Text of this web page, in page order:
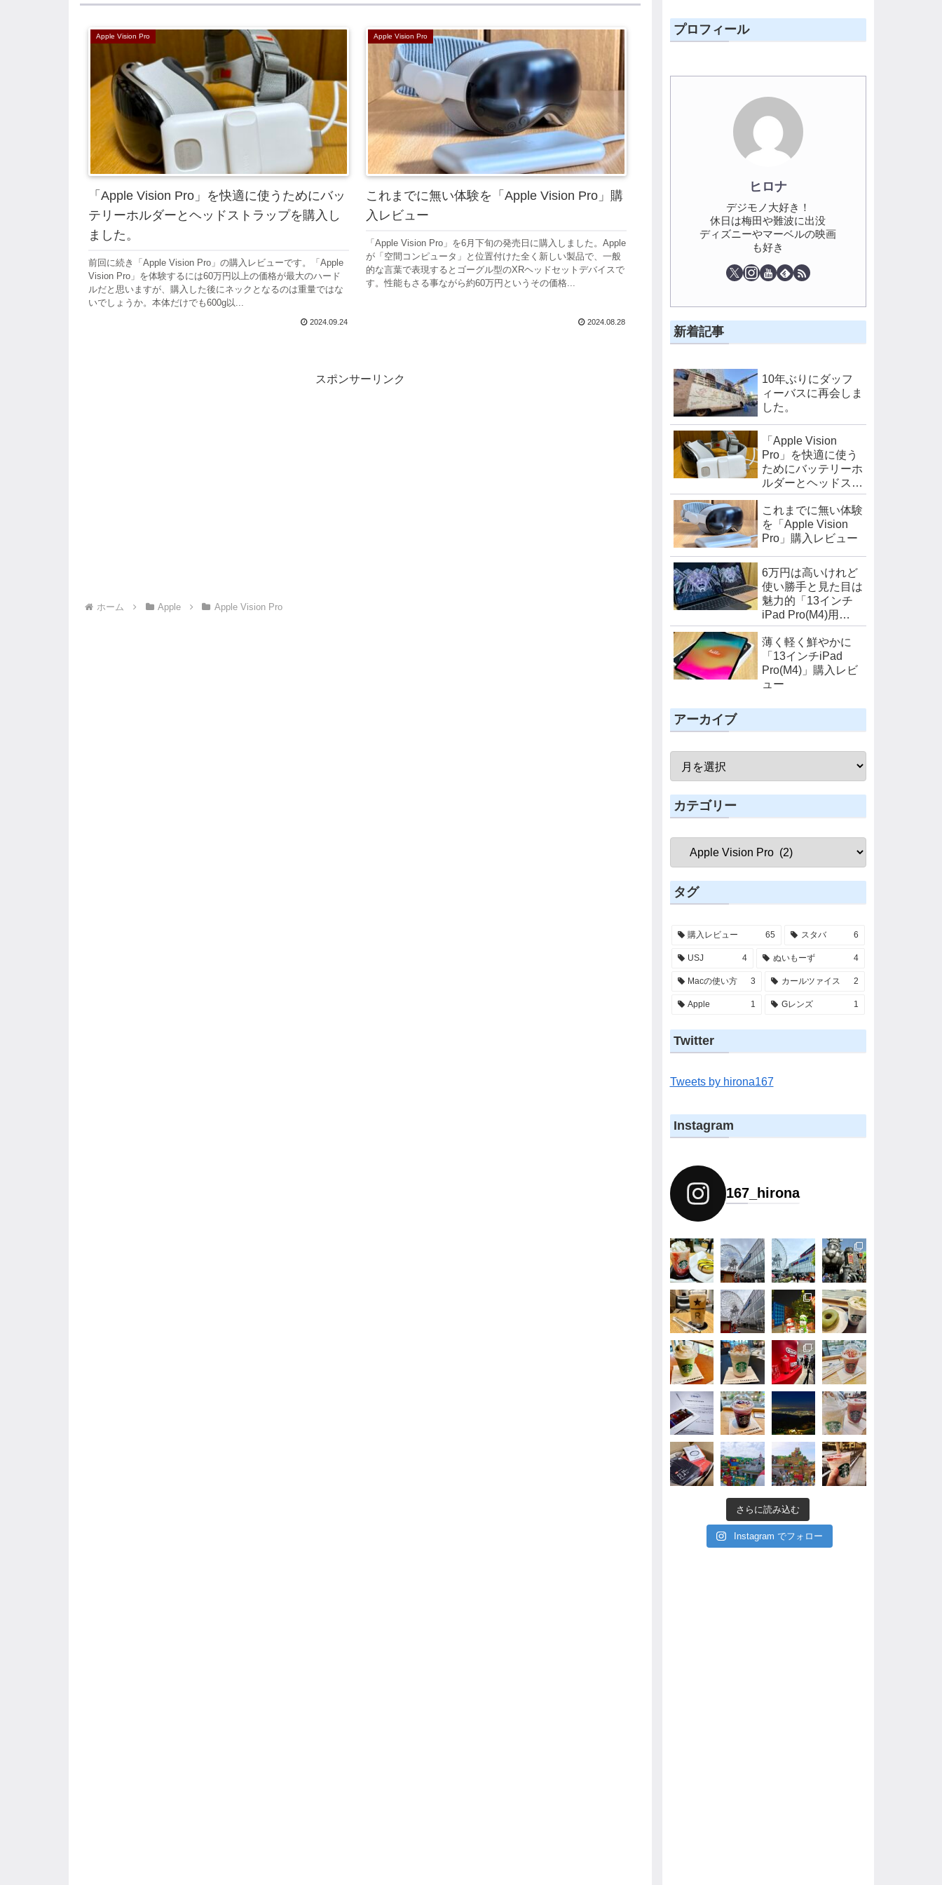
Apple Vision Pro
「Apple Vision Pro」を快適に使うためにバッ
テリーホルダーとヘッドストラップを購入し
ました。
前回に続き「Apple Vision Pro」の購入レビューです。「Apple
Vision Pro」を体験するには60万円以上の価格が最大のハード
ルだと思いますが、購入した後にネックとなるのは重量ではな
いでしょうか。本体だけでも600g以...
2024.09.24
Apple Vision Pro
これまでに無い体験を「Apple Vision Pro」購
入レビュー
「Apple Vision Pro」を6月下旬の発売日に購入しました。Apple
が「空間コンピュータ」と位置付けた全く新しい製品で、一般
的な言葉で表現するとゴーグル型のXRヘッドセットデバイスで
す。性能もさる事ながら約60万円というその価格...
2024.08.28
スポンサーリンク
ホーム Apple Apple Vision Pro
プロフィール
ヒロナ
デジモノ大好き！
休日は梅田や難波に出没
ディズニーやマーベルの映画
も好き
新着記事
10年ぶりにダッフ
ィーバスに再会しま
した。
「Apple Vision
Pro」を快適に使う
ためにバッテリーホ
ルダーとヘッドスト
ラップを購入しまし
た。
これまでに無い体験
を「Apple Vision
Pro」購入レビュー
6万円は高いけれど
使い勝手と見た目は
魅力的「13インチ
iPad Pro(M4)用
Magic Keyboard」
購入レビュー
薄く軽く鮮やかに
「13インチiPad
Pro(M4)」購入レビ
ュー
アーカイブ
カテゴリー
タグ
購入レビュー 65 スタバ 6
USJ 4 ぬいもーず 4
Macの使い方 3 カールツァイス 2
Apple 1 Gレンズ 1
Twitter
Tweets by hirona167
Instagram
167_hirona
さらに読み込む
Instagram でフォロー